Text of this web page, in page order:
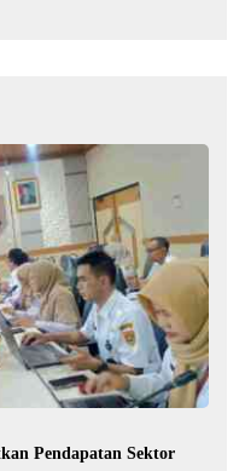
Pendapatan Sektor